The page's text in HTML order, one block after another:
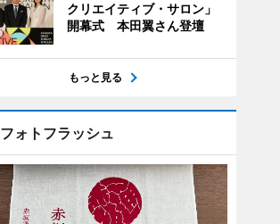
クリエイティブ・サロン」
開幕式 本田翼さん登壇
もっと見る
フォトフラッシュ